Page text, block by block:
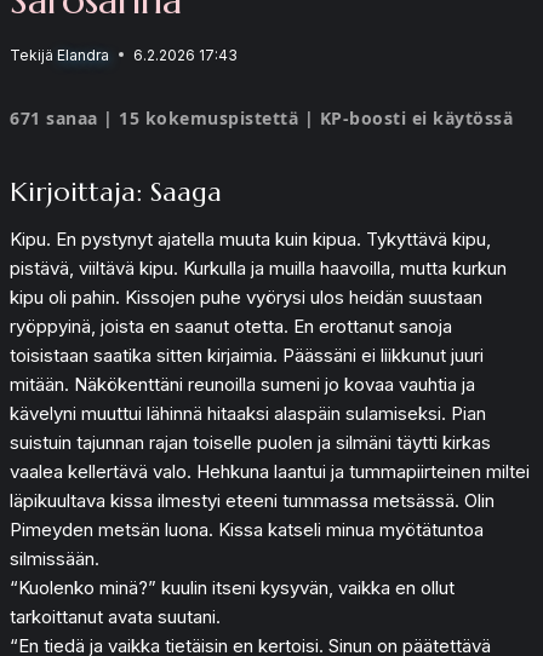
Tekijä Elandra 6.2.2026 17:43
671 sanaa | 15 kokemuspistettä | KP-boosti ei käytössä
Kirjoittaja: Saaga
Kipu. En pystynyt ajatella muuta kuin kipua. Tykyttävä kipu,
pistävä, viiltävä kipu. Kurkulla ja muilla haavoilla, mutta kurkun
kipu oli pahin. Kissojen puhe vyörysi ulos heidän suustaan
ryöppyinä, joista en saanut otetta. En erottanut sanoja
toisistaan saatika sitten kirjaimia. Päässäni ei liikkunut juuri
mitään. Näkökenttäni reunoilla sumeni jo kovaa vauhtia ja
kävelyni muuttui lähinnä hitaaksi alaspäin sulamiseksi. Pian
suistuin tajunnan rajan toiselle puolen ja silmäni täytti kirkas
vaalea kellertävä valo. Hehkuna laantui ja tummapiirteinen miltei
läpikuultava kissa ilmestyi eteeni tummassa metsässä. Olin
Pimeyden metsän luona. Kissa katseli minua myötätuntoa
silmissään.
“Kuolenko minä?” kuulin itseni kysyvän, vaikka en ollut
tarkoittanut avata suutani.
“En tiedä ja vaikka tietäisin en kertoisi. Sinun on päätettävä